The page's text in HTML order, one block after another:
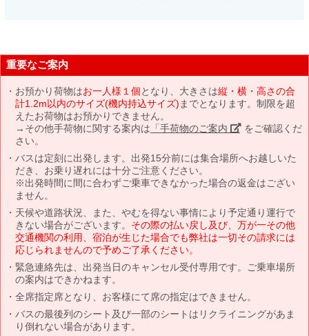
重要なご案内
お預かり荷物はお一人様１個となり、大きさは縦・横・高さの合
計1.2m以内のサイズ(機内持込サイズ) までとなります。制限を超
えたお荷物はお預かりできません。
→その他手荷物に関する案内は 「手荷物のご案内」 をご確認くだ
さい。
バスは定刻に出発します。出発15分前には集合場所へお越しいた
だき、お乗り遅れには十分ご注意ください。
※出発時間に間に合わずご乗車できなかった場合の返金はござい
ません。
天候や道路状況、また、やむを得ない事情により予定通り運行で
きない場合がございます。 その際の払い戻し及び、万が一その他
交通機関の利用、宿泊が生じた場合でも弊社は一切その請求には
応じられませんので予めご了承ください。
緊急連絡先は、出発当日のキャンセル受付専用です。ご乗車場所
の案内はできかねます。
全席指定席となり、お客様にて席の指定はできません。
バスの最後列のシート及び一部のシートはリクライニングがあま
り倒れない場合があります。